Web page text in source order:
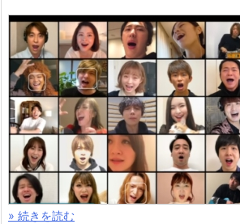
» 続きを読む